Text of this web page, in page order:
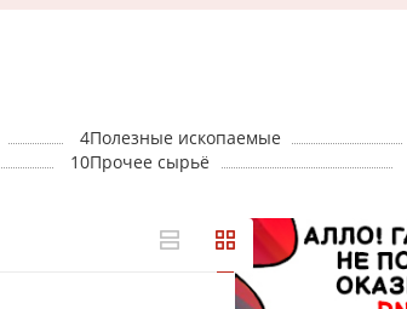
4Полезные ископаемые
10Прочее сырьё